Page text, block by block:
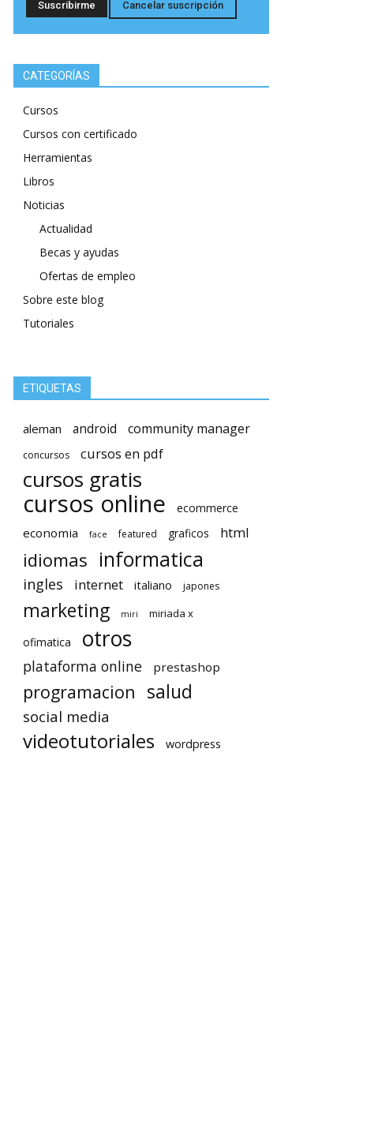
CATEGORÍAS
Cursos
Cursos con certificado
Herramientas
Libros
Noticias
Actualidad
Becas y ayudas
Ofertas de empleo
Sobre este blog
Tutoriales
ETIQUETAS
aleman android community manager
concursos cursos en pdf
cursos gratis
cursos online ecommerce
economia face featured graficos html
idiomas informatica
ingles internet italiano japones
marketing miri miriada x
ofimatica otros
plataforma online prestashop
programacion salud
social media
videotutoriales wordpress